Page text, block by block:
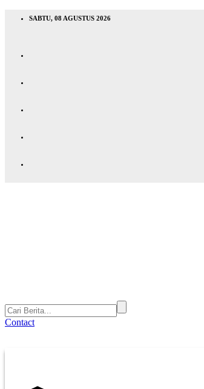
SABTU, 08 AGUSTUS 2026
Contact